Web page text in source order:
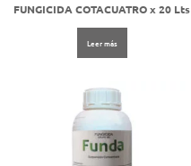
FUNGICIDA COTACUATRO x 20 Lts
Leer más